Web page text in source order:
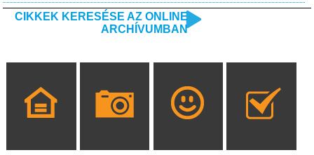
CIKKEK KERESÉSE AZ ONLINE
ARCHÍVUMBAN